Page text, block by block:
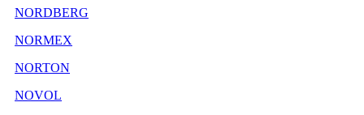
NORDBERG
NORMEX
NORTON
NOVOL